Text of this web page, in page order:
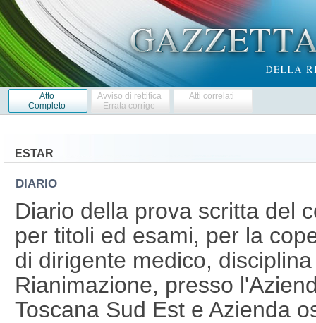
Atto
Completo
Avviso di rettifica
Errata corrige
Atti correlati
ESTAR
DIARIO
Diario della prova scritta del
per titoli ed esami, per la
di dirigente medico,
Rianimazione, presso
Toscana Sud Est e Azienda